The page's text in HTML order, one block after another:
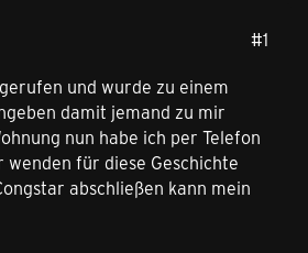
#1
und wurde zu einem
damit jemand zu mir
nun habe ich per Telefon
für diese Geschichte
abschließen kann mein